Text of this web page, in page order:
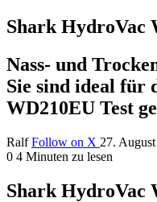
Shark HydroVac
Nass- und
Sie sind ideal für
WD210EU Test
Ralf Follow on X 27.
0 4 Minuten zu lesen
Shark HydroVac